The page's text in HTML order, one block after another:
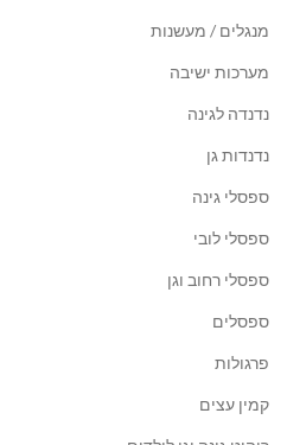
מנגלים / מעשנות
מערכות ישיבה
נדנדה לגינה
נדנדות גן
ספסלי גינה
ספסלי לובי
ספסלי רחוב וגן
ספסלים
פרגולות
קמין עצים